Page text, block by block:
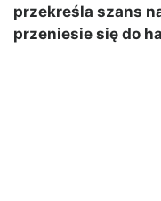
przekreśla szans
przeniesie się do